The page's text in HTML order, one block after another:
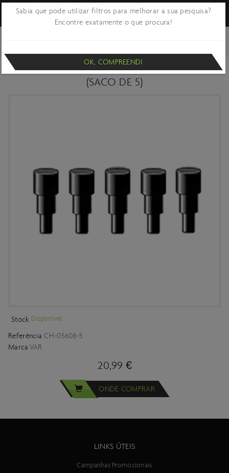
PINOS P DESCRAV CORR VAR CH-05600
(SACO DE 5)
Stock Disponível
Referência CH-05608-5
Marca VAR
20,99 €
ONDE COMPRAR
LINKS ÚTEIS
Campanhas Promocionais
Sabia que pode utilizar filtros para melhorar a sua pesquisa?
Encontre exatamente o que procura!
OK, COMPREENDI